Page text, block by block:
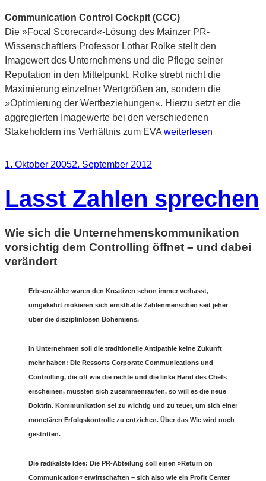
Communication Control Cockpit (CCC)
Die »Focal Scorecard«-Lösung des Mainzer PR-
Wissenschaftlers Professor Lothar Rolke stellt den
Imagewert des Unternehmens und die Pflege seiner
Reputation in den Mittelpunkt. Rolke strebt nicht die
Maximierung einzelner Wertgrößen an, sondern die
»Optimierung der Wertbeziehungen«. Hierzu setzt er die
aggregierten Imagewerte bei den verschiedenen
Stakeholdern ins Verhältnis zum EVA „Glossar:
weiterlesen
Veröffentlicht
1. Oktober 20052. September 2012
Lasst Zahlen sprechen
Wie sich die Unternehmenskommunikation
vorsichtig dem Controlling öffnet – und dabei
verändert
Erbsenzähler waren den Kreativen schon immer verhasst,
umgekehrt mokieren sich ernsthafte Zahlenmenschen seit jeher
über die disziplinlosen Bohemiens.
In Unternehmen soll die traditionelle Antipathie keine Zukunft
mehr haben: Die Ressorts Corporate Communications und
Controlling, die oft wie die rechte und die linke Hand des Chefs
erscheinen, müssten sich zusammenraufen, so will es die neue
Doktrin. Kommunikation sei zu wichtig und zu teuer, um sich einer
monetären Erfolgskontrolle zu entziehen. Über das Wie wird noch
gestritten.
Die radikalste Idee: Die PR-Abteilung soll einen »Return on
Communication« erwirtschaften – sich also wie ein Profit Center